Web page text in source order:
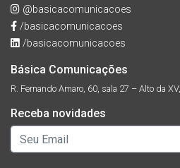
@basicacomunicacoes
/basicacomunicacoes
/basicacomunicacoes
Básica Comunicações
R. Fernando Amaro, 60, sala 27 – Alto da
Receba novidades